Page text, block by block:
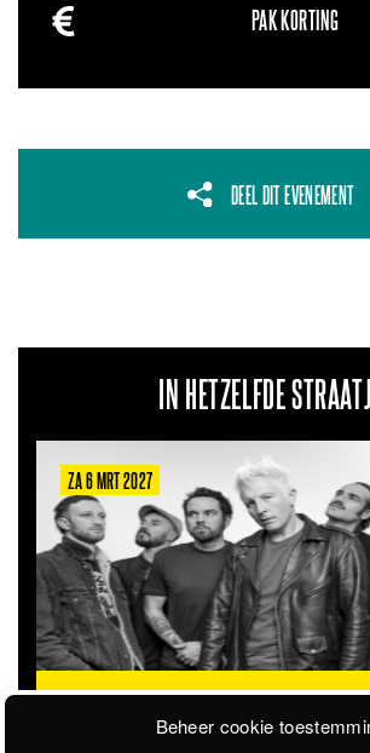
Beheer cookie
PAK KORTING
DEEL DIT EVENEMENT
IN HETZELFDE
ZA 6 MRT 2027